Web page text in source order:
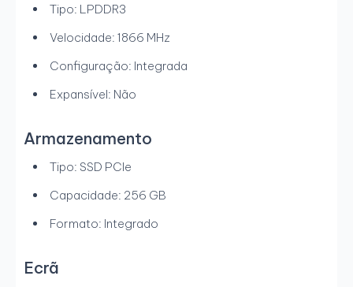
Tipo: LPDDR3
Velocidade: 1866 MHz
Configuração: Integrada
Expansível: Não
Armazenamento
Tipo: SSD PCIe
Capacidade: 256 GB
Formato: Integrado
Ecrã